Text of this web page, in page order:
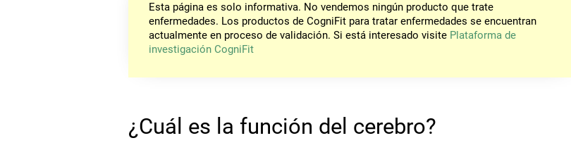
Esta página es solo informativa. No vendemos ningún producto que trate
enfermedades. Los productos de CogniFit para tratar enfermedades se encuentran
actualmente en proceso de validación. Si está interesado visite Plataforma de
investigación CogniFit
¿Cuál es la función del cerebro?